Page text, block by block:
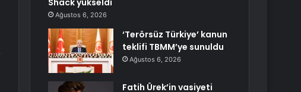
Shack yükseldi
Ağustos 6, 2026
‘Terörsüz Türkiye’ kanun
teklifi TBMM’ye sunuldu
Ağustos 6, 2026
Fatih Ürek’in vasiyeti